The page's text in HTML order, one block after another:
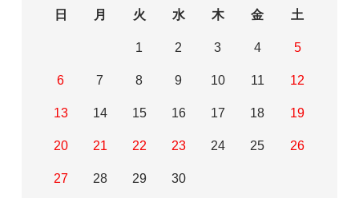
日
月 火 水 木 金 土
1 2 3 4 5
6 7 8 9 10 11 12
13 14 15 16 17 18 19
20 21 22 23 24 25 26
27 28 29 30